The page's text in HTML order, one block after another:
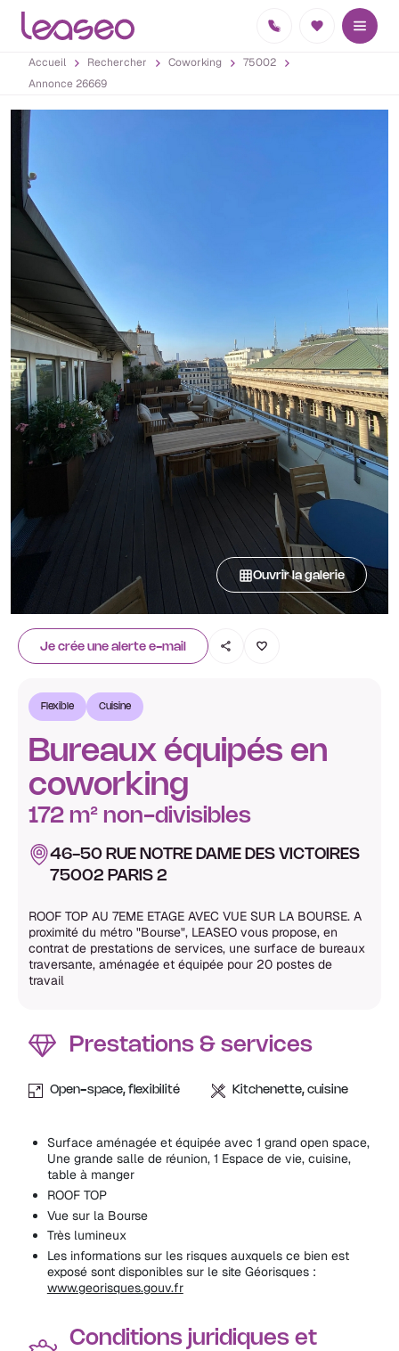
Accueil Rechercher Coworking
75002
Annonce 26669
Ouvrir la galerie
Je crée une alerte e-mail
Flexible Cuisine
Bureaux équipés en
coworking
172 m² non-divisibles
46-50 RUE NOTRE DAME DES VICTOIRES
75002 PARIS 2
ROOF TOP AU 7EME ETAGE AVEC VUE SUR LA BOURSE. A
proximité du métro "Bourse", LEASEO vous propose, en
contrat de prestations de services, une surface de bureaux
traversante, aménagée et équipée pour 20 postes de
travail
Prestations & services
Open-space, flexibilité Kitchenette, cuisine
Surface aménagée et équipée avec 1 grand open space,
Une grande salle de réunion, 1 Espace de vie, cuisine,
table à manger
ROOF TOP
Vue sur la Bourse
Très lumineux
Les informations sur les risques auxquels ce bien est
exposé sont disponibles sur le site Géorisques :
www.georisques.gouv.fr
Conditions juridiques et